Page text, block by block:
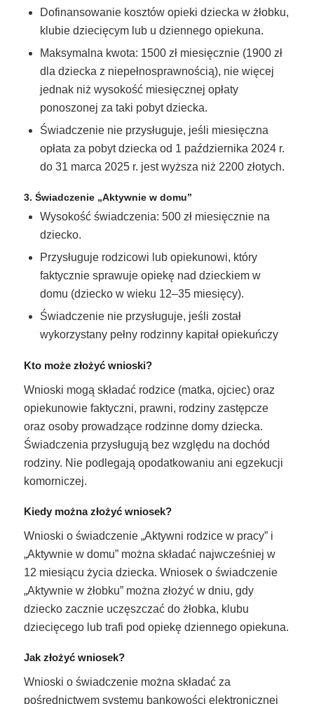
Dofinansowanie kosztów opieki dziecka w żłobku,
klubie dziecięcym lub u dziennego opiekuna.
Maksymalna kwota: 1500 zł miesięcznie (1900 zł
dla dziecka z niepełnosprawnością), nie więcej
jednak niż wysokość miesięcznej opłaty
ponoszonej za taki pobyt dziecka.
Świadczenie nie przysługuje, jeśli miesięczna
opłata za pobyt dziecka od 1 października 2024 r.
do 31 marca 2025 r. jest wyższa niż 2200 złotych.
3. Świadczenie „Aktywnie w domu”
Wysokość świadczenia: 500 zł miesięcznie na
dziecko.
Przysługuje rodzicowi lub opiekunowi, który
faktycznie sprawuje opiekę nad dzieckiem w
domu (dziecko w wieku 12–35 miesięcy).
Świadczenie nie przysługuje, jeśli został
wykorzystany pełny rodzinny kapitał opiekuńczy
Kto może złożyć wnioski?
Wnioski mogą składać rodzice (matka, ojciec) oraz
opiekunowie faktyczni, prawni, rodziny zastępcze
oraz osoby prowadzące rodzinne domy dziecka.
Świadczenia przysługują bez względu na dochód
rodziny. Nie podlegają opodatkowaniu ani egzekucji
komorniczej.
Kiedy można złożyć wniosek?
Wnioski o świadczenie „Aktywni rodzice w pracy” i
„Aktywnie w domu” można składać najwcześniej w
12 miesiącu życia dziecka. Wniosek o świadczenie
„Aktywnie w żłobku” można złożyć w dniu, gdy
dziecko zacznie uczęszczać do żłobka, klubu
dziecięcego lub trafi pod opiekę dziennego opiekuna.
Jak złożyć wniosek?
Wnioski o świadczenie można składać za
pośrednictwem systemu bankowości elektronicznej